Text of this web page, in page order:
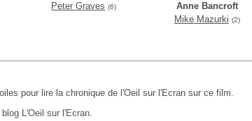
Peter Graves (6)
Anne Bancroft
Mike Mazurki (2)
pour lire la chronique de l'Oeil sur l'Ecran sur ce film.
L'Oeil sur l'Ecran.